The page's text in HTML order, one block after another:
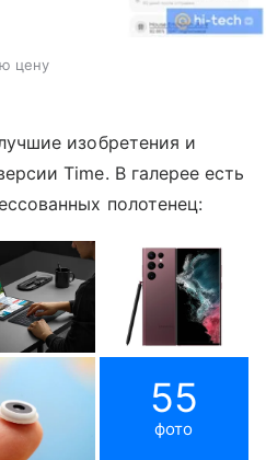
цену
изобретения и
Time. В галерее есть
полотенец:
55
фото